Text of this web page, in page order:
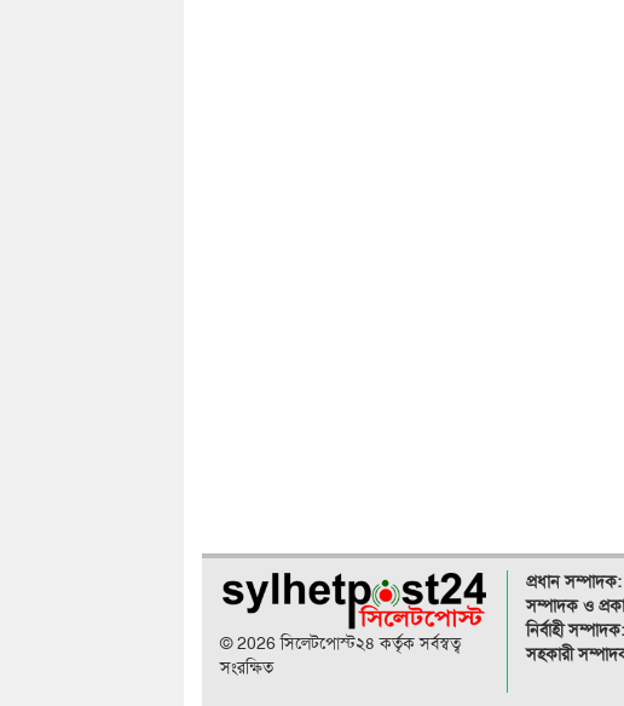
© 2026 সিলেটপোস্ট২৪ কর্তৃক সর্বস্বত্ব
সংরক্ষিত
প্রধান
সম্পাদক ও
নির্বাহী
সহকারী